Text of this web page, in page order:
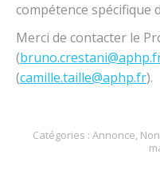
compétence spécifique
Merci de contacter le
(
(camille.taille@aphp.fr).
Catégories : Annonce,